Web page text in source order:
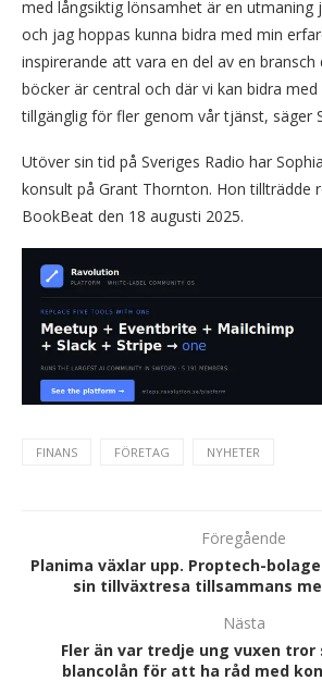
med långsiktig lönsamhet är en utmaning
och jag hoppas kunna bidra med min
inspirerande att vara en del av en
böcker är central och där vi kan bidra
tillgänglig för fler genom vår tjänst, säger
Utöver sin tid på Sveriges Radio har
konsult på Grant Thornton. Hon tillträdde
BookBeat den 18 augusti 2025.
FINANS FÖRETAG NYHETER
Föregående
Planima växlar upp. Proptech-
sin tillväxtresa tillsammans
Nästa
Fler än var tredje ung vuxen tror
blancolån för att ha råd med